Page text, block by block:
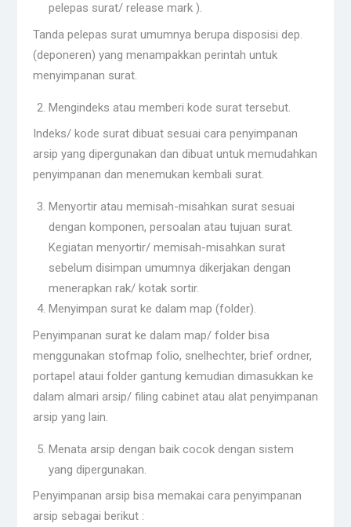
pelepas surat/ release mark ).
Tanda pelepas surat umumnya berupa disposisi dep.
(deponeren) yang menampakkan perintah untuk
menyimpanan surat.
Mengindeks atau memberi kode surat tersebut.
Indeks/ kode surat dibuat sesuai cara penyimpanan
arsip yang dipergunakan dan dibuat untuk memudahkan
penyimpanan dan menemukan kembali surat.
Menyortir atau memisah-misahkan surat sesuai
dengan komponen, persoalan atau tujuan surat.
Kegiatan menyortir/ memisah-misahkan surat
sebelum disimpan umumnya dikerjakan dengan
menerapkan rak/ kotak sortir.
Menyimpan surat ke dalam map (folder).
Penyimpanan surat ke dalam map/ folder bisa
menggunakan stofmap folio, snelhechter, brief ordner,
portapel ataui folder gantung kemudian dimasukkan ke
dalam almari arsip/ filing cabinet atau alat penyimpanan
arsip yang lain.
Menata arsip dengan baik cocok dengan sistem
yang dipergunakan.
Penyimpanan arsip bisa memakai cara penyimpanan
arsip sebagai berikut :